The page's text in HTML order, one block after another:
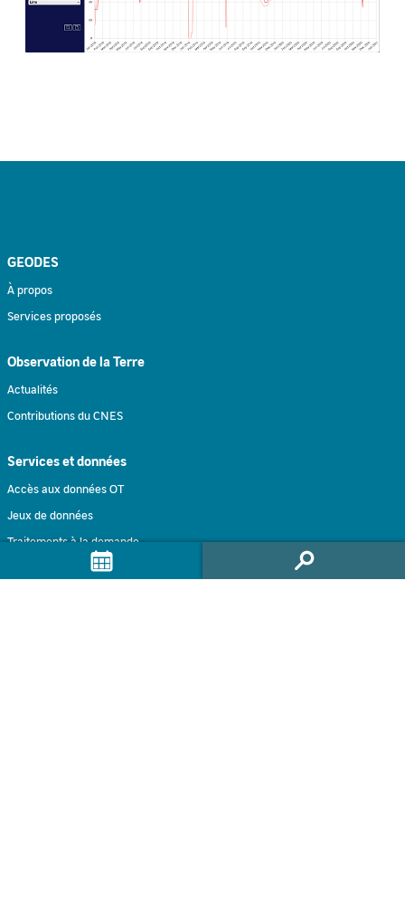
GEODES
À propos
Services proposés
Observation de la Terre
Actualités
Contributions du CNES
Services et données
Accès aux données OT
Jeux de données
Traitements à la demande
Traitement intéractif